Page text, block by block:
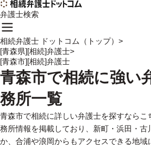
弁護士検索
相続弁護士 ドットコム（トップ） >
[青森県][相続]弁護士>
[青森市][相続]弁護士
青森市で相続に強い
務所一覧
青森市で相続に詳しい弁護士を探すならこ
務所情報を掲載しており、新町・浜田・古
か、合浦や浪岡からもアクセスできる地域